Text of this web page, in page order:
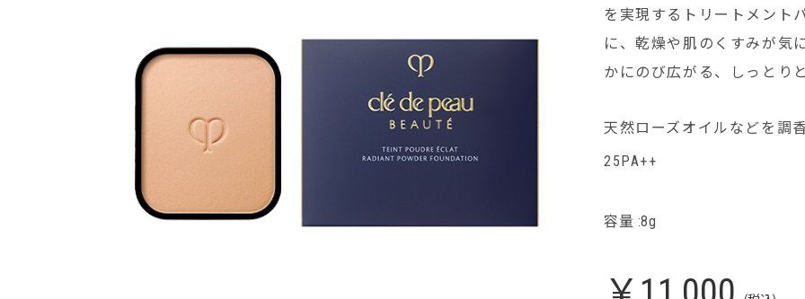
を実現するトリートメント
に、乾燥や肌のくすみが気
かにのび広がる、しっとり
天然ローズオイルなどを調
25PA++
容量 :8g